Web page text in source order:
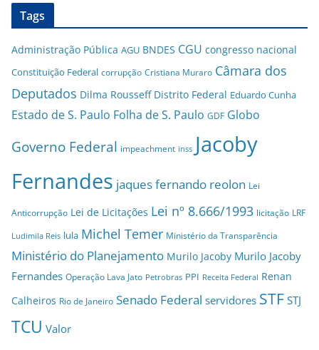
Tags
Administração Pública AGU BNDES CGU congresso nacional
Constituição Federal corrupção Cristiana Muraro Câmara dos
Deputados Dilma Rousseff Distrito Federal Eduardo Cunha
Estado de S. Paulo Folha de S. Paulo GDF Globo
Governo Federal impeachment inss Jacoby
Fernandes jaques fernando reolon Lei
Anticorrupção Lei de Licitações Lei nº 8.666/1993 licitação LRF
Ludimila Reis lula Michel Temer Ministério da Transparência
Ministério do Planejamento Murilo Jacoby Murilo Jacoby
Fernandes Operação Lava Jato Petrobras PPI Receita Federal Renan
Calheiros Rio de Janeiro Senado Federal servidores STF STJ
TCU Valor